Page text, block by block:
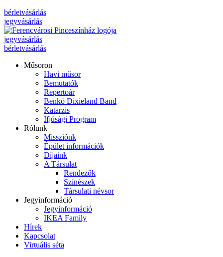
bérletvásárlás
jegyvásárlás
jegyvásárlás
bérletvásárlás
Műsoron
Havi műsor
Bemutatók
Repertoár
Benkó Dixieland Band
Katarzis
Ifjúsági Program
Rólunk
Missziónk
Épület információk
Díjaink
A Társulat
Rendezők
Színészek
Társulati névsor
Jegyinformáció
Jegyinformáció
IKEA Family
Hírek
Kapcsolat
Virtuális séta